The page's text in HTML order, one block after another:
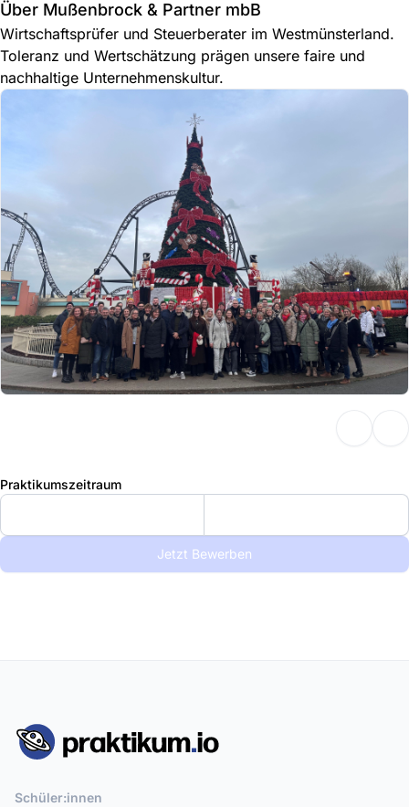
Über Mußenbrock & Partner mbB
Wirtschaftsprüfer und Steuerberater im Westmünsterland.
Toleranz und Wertschätzung prägen unsere faire und
nachhaltige Unternehmenskultur.
Praktikumszeitraum
Jetzt Bewerben
Schüler:innen